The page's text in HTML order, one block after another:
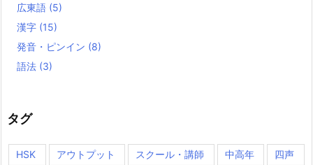
広東語 (5)
漢字 (15)
発音・ピンイン (8)
語法 (3)
タグ
HSK アウトプット スクール・講師 中高年 四声